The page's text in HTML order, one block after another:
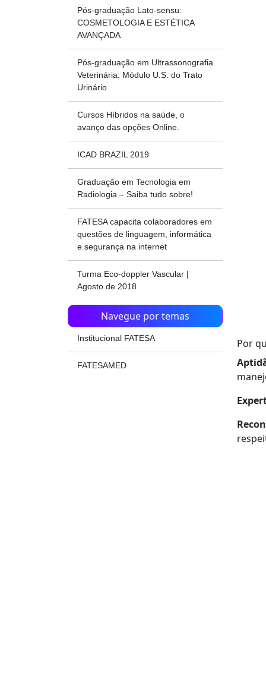
Pós-graduação Lato-sensu:
COSMETOLOGIA E ESTÉTICA
AVANÇADA
Pós-graduação em Ultrassonografia
Veterinária: Módulo U.S. do Trato
Urinário
Cursos Híbridos na saúde, o
avanço das opções Online.
ICAD BRAZIL 2019
Graduação em Tecnologia em
Radiologia – Saiba tudo sobre!
FATESA capacita colaboradores em
questões de linguagem, informática
e segurança na internet
Turma Eco-doppler Vascular |
Agosto de 2018
Navegue por temas
Institucional FATESA
FATESAMED
Por